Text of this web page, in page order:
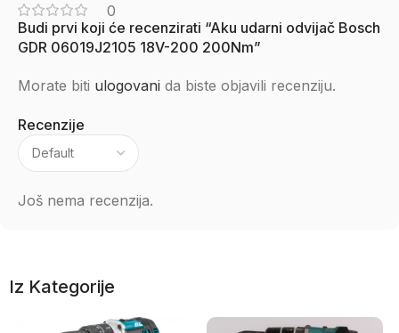
0
Recenzije
Još nema recenzija.
Budi prvi koji će recenzirati “Aku udarni odvijač Bosch
GDR 06019J2105 18V-200 200Nm”
Morate biti ulogovani da biste objavili recenziju.
Iz Kategorije